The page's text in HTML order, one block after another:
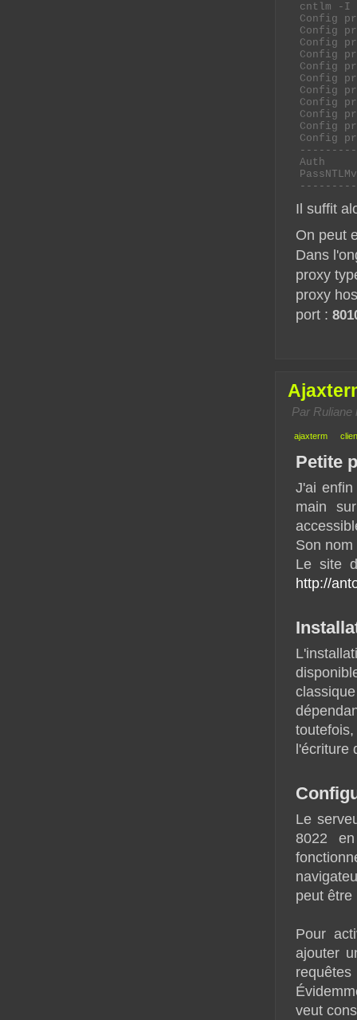
cntlm -I
Config
Config
Config
Config
Config
Config
Config
Config
Config
Config
Config
Auth
Il suffit
On peut
Dans
proxy
proxy
port :
Par Ruliane
ajaxterm
Petite
J'ai
main
Son nom
Le site
http://
l'écriture
Le
8022
peut
Pour
ajouter
veut